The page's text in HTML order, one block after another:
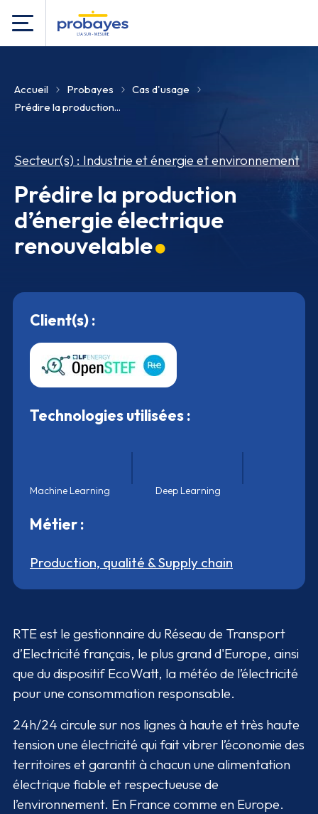
Accueil Probayes
Cas d'usage
Prédire la production...
Secteur(s) : Industrie et énergie et environnement
Prédire la production
d’énergie électrique
renouvelable
Client(s) :
Technologies utilisées :
Machine Learning Deep Learning
Métier :
Production, qualité & Supply chain
RTE est le gestionnaire du Réseau de Transport
d’Electricité français, le plus grand d'Europe, ainsi
que du dispositif EcoWatt, la météo de l’électricité
pour une consommation responsable.
24h/24 circule sur nos lignes à haute et très haute
tension une électricité qui fait vibrer l’économie des
territoires et garantit à chacun une alimentation
électrique fiable et respectueuse de
l’environnement. En France comme en Europe.